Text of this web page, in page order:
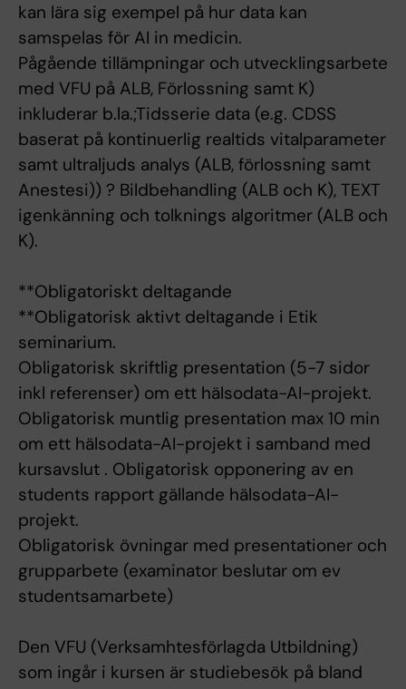
kan lära sig exempel på hur data kan
samspelas för AI in medicin.
Pågående tillämpningar och utvecklingsarbete
med VFU på ALB, Förlossning samt K)
inkluderar b.la.;Tidsserie data (e.g. CDSS
baserat på kontinuerlig realtids vitalparameter
samt ultraljuds analys (ALB, förlossning samt
Anestesi)) ? Bildbehandling (ALB och K), TEXT
igenkänning och tolknings algoritmer (ALB och
K).
**Obligatoriskt deltagande
**Obligatorisk aktivt deltagande i Etik
seminarium.
Obligatorisk skriftlig presentation (5-7 sidor
inkl referenser) om ett hälsodata-AI-projekt.
Obligatorisk muntlig presentation max 10 min
om ett hälsodata-AI-projekt i samband med
kursavslut . Obligatorisk opponering av en
students rapport gällande hälsodata-AI-
projekt.
Obligatorisk övningar med presentationer och
grupparbete (examinator beslutar om ev
studentsamarbete)
Den VFU (Verksamhtesförlagda Utbildning)
som ingår i kursen är studiebesök på bland